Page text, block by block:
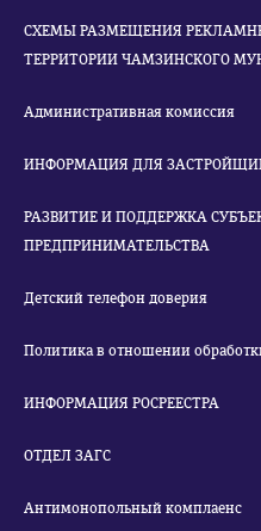
СХЕМЫ РАЗМЕЩЕНИЯ
ТЕРРИТОРИИ ЧАМЗИНСКОГО
Административная комиссия
ИНФОРМАЦИЯ ДЛЯ
РАЗВИТИЕ И ПОДДЕРЖКА
ПРЕДПРИНИМАТЕЛЬСТВА
Детский телефон доверия
Политика в отношении
ИНФОРМАЦИЯ РОСРЕЕСТРА
ОТДЕЛ ЗАГС
Антимонопольный комплаенс